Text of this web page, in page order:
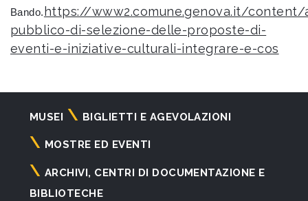
Bando. https://www2.comune.genova.it/content/
pubblico-di-selezione-delle-proposte-di-
eventi-e-iniziative-culturali-integrare-e-cos
Navigazione
principale
MUSEI BIGLIETTI E AGEVOLAZIONI
MOSTRE ED EVENTI
ARCHIVI, CENTRI DI DOCUMENTAZIONE E
BIBLIOTECHE